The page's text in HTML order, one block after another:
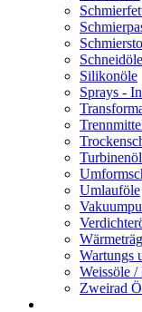
Schneidöle
Silikonöle
Sprays -
Umlauföle
Wartungs
Weissöle
Zweirad